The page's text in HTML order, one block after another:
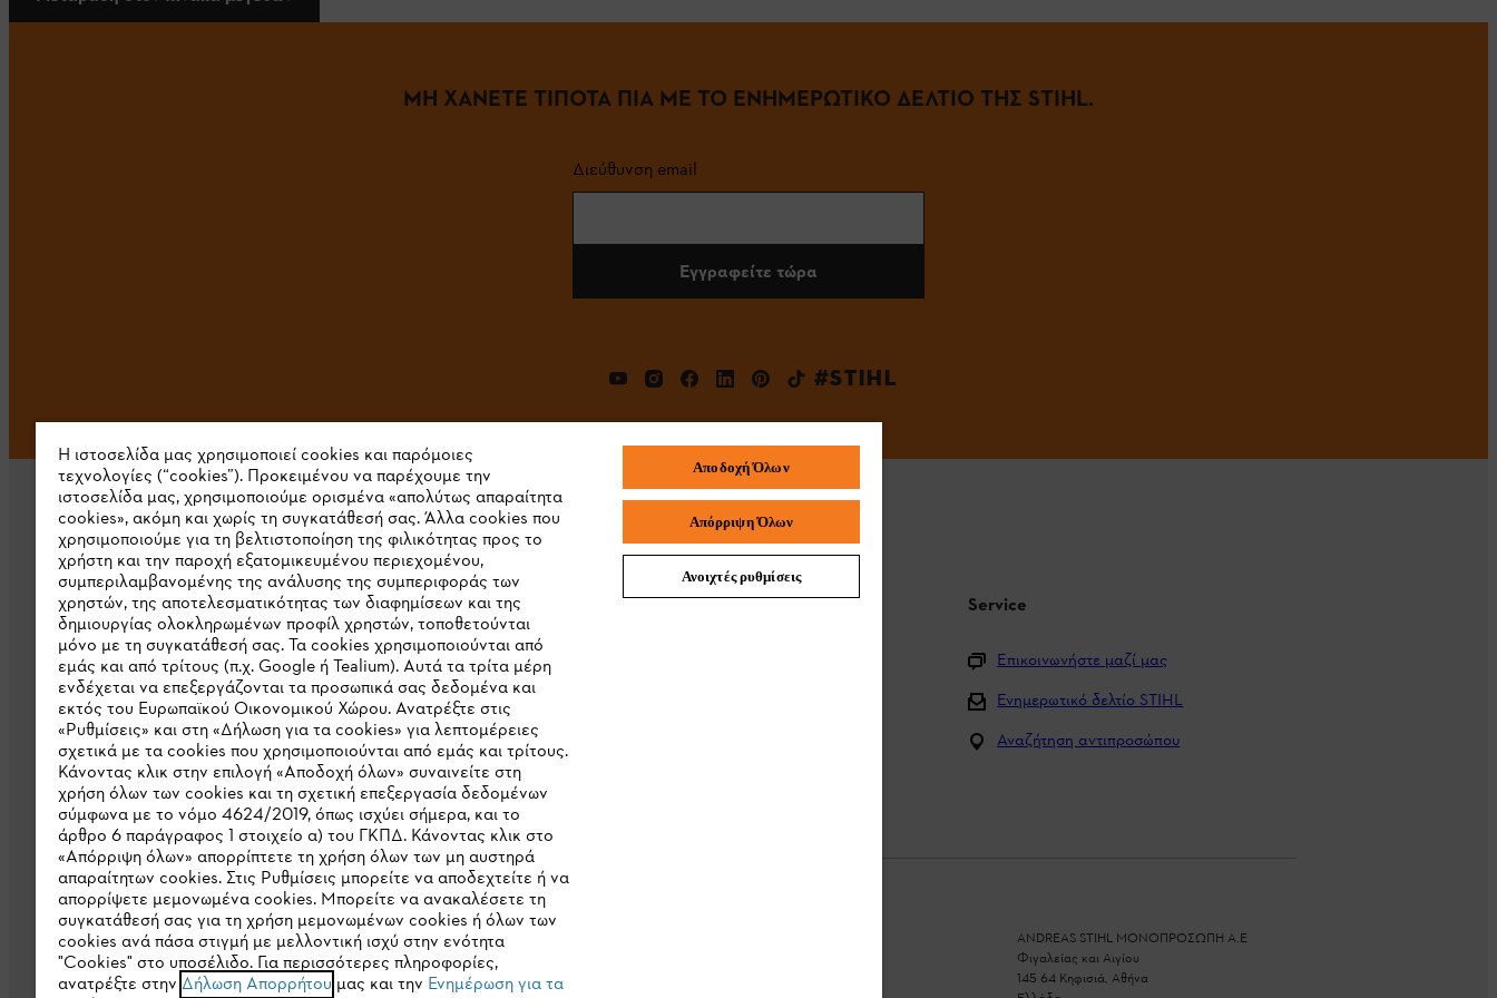
ΜΗ ΧΑΝΕΤΕ ΤΙΠΟΤΑ ΠΙΑ ΜΕ ΤΟ ΕΝΗΜΕΡΩΤΙΚΟ ΔΕΛΤΙΟ ΤΗΣ STIHL.
Διεύθυνση email
Εγγραφείτε τώρα
#STIHL
Εταιρεία
Σχετικά με εμάς
Λήψη καταλόγου
Γραμμή ακεραιότητας STIHL
STIHL Συχνές ερωτήσεις Service
Επικοινωνήστε μαζί μας
Ενημερωτικό δελτίο STIHL
Αναζήτηση αντιπροσώπου
Πολιτική απορρήτου Νομικό κείμενο
ANDREAS STIHL ΜΟΝΟΠΡΟΣΩΠΗ A.E
Φιγαλείας και Αιγίου
145 64 Κηφισιά, Αθήνα
Η ιστοσελίδα μας χρησιμοποιεί cookies και παρόμοιες
τεχνολογίες (“cookies”). Προκειμένου να παρέχουμε την
ιστοσελίδα μας, χρησιμοποιούμε ορισμένα «απολύτως απαραίτητα
cookies», ακόμη και χωρίς τη συγκατάθεσή σας. Άλλα cookies που
χρησιμοποιούμε για τη βελτιστοποίηση της φιλικότητας προς το
χρήστη και την παροχή εξατομικευμένου περιεχομένου,
συμπεριλαμβανομένης της ανάλυσης της συμπεριφοράς των
χρηστών, της αποτελεσματικότητας των διαφημίσεων και της
δημιουργίας ολοκληρωμένων προφίλ χρηστών, τοποθετούνται
μόνο με τη συγκατάθεσή σας. Τα cookies χρησιμοποιούνται από
εμάς και από τρίτους (π.χ. Google ή Tealium). Αυτά τα τρίτα μέρη
ενδέχεται να επεξεργάζονται τα προσωπικά σας δεδομένα και
εκτός του Ευρωπαϊκού Οικονομικού Χώρου. Ανατρέξτε στις
«Ρυθμίσεις» και στη «Δήλωση για τα cookies» για λεπτομέρειες
σχετικά με τα cookies που χρησιμοποιούνται από εμάς και τρίτους.
Κάνοντας κλικ στην επιλογή «Αποδοχή όλων» συναινείτε στη
χρήση όλων των cookies και τη σχετική επεξεργασία δεδομένων
σύμφωνα με το νόμο 4624/2019, όπως ισχύει σήμερα, και το
άρθρο 6 παράγραφος 1 στοιχείο α) του ΓΚΠΔ. Κάνοντας κλικ στο
«Απόρριψη όλων» απορρίπτετε τη χρήση όλων των μη αυστηρά
απαραίτητων cookies. Στις Ρυθμίσεις μπορείτε να αποδεχτείτε ή να
απορρίψετε μεμονωμένα cookies. Μπορείτε να ανακαλέσετε τη
συγκατάθεσή σας για τη χρήση μεμονωμένων cookies ή όλων των
cookies ανά πάσα στιγμή με μελλοντική ισχύ στην ενότητα
"Cookies" στο υποσέλιδο. Για περισσότερες πληροφορίες,
ανατρέξτε στην Δήλωση Απορρήτου μας και την Ενημέρωση για τα
Αποδοχή Όλων
Απόρριψη Όλων
Ανοιχτές ρυθμίσεις